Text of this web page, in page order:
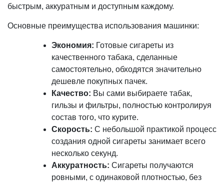
быстрым, аккуратным и доступным каждому.
Основные преимущества использования машинки:
Экономия: Готовые сигареты из
качественного табака, сделанные
самостоятельно, обходятся значительно
дешевле покупных пачек.
Качество: Вы сами выбираете табак,
гильзы и фильтры, полностью контролируя
состав того, что курите.
Скорость: С небольшой практикой процесс
создания одной сигареты занимает всего
несколько секунд.
Аккуратность: Сигареты получаются
ровными, с одинаковой плотностью, без